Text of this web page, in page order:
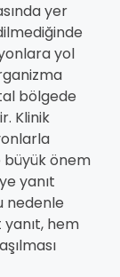
yer
yol
bölgede
Klinik
büyük önem
yanıt
nedenle
hem